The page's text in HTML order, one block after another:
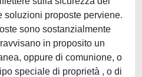
soluzioni proposte perviene.
sono sostanzialmente
in proposito un
oppure di comunione, o
speciale di proprietà , o di